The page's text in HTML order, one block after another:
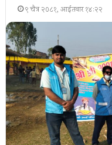
९ चैत्र २०८१, आईतवार १४:२२